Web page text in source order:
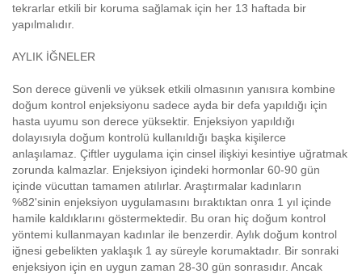
tekrarlar etkili bir koruma sağlamak için her 13 haftada bir
yapılmalıdır.
AYLIK İĞNELER
Son derece güvenli ve yüksek etkili olmasının yanısıra kombine
doğum kontrol enjeksiyonu sadece ayda bir defa yapıldığı için
hasta uyumu son derece yüksektir. Enjeksiyon yapıldığı
dolayısıyla doğum kontrolü kullanıldığı başka kişilerce
anlaşılamaz. Çiftler uygulama için cinsel ilişkiyi kesintiye uğratmak
zorunda kalmazlar. Enjeksiyon içindeki hormonlar 60-90 gün
içinde vücuttan tamamen atılırlar. Araştırmalar kadınların
%82'sinin enjeksiyon uygulamasını bıraktıktan onra 1 yıl içinde
hamile kaldıklarını göstermektedir. Bu oran hiç doğum kontrol
yöntemi kullanmayan kadınlar ile benzerdir. Aylık doğum kontrol
iğnesi gebelikten yaklaşık 1 ay süreyle korumaktadır. Bir sonraki
enjeksiyon için en uygun zaman 28-30 gün sonrasıdır. Ancak